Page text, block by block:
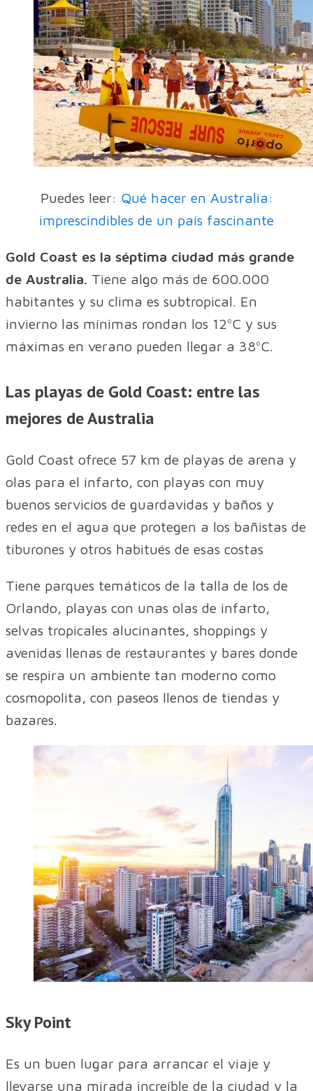
Puedes leer: Qué hacer en Australia:
imprescindibles de un país fascinante
Gold Coast es la séptima ciudad más grande
de Australia. Tiene algo más de 600.000
habitantes y su clima es subtropical. En
invierno las mínimas rondan los 12ºC y sus
máximas en verano pueden llegar a 38ºC.
Las playas de Gold Coast: entre las
mejores de Australia
Gold Coast ofrece 57 km de playas de arena y
olas para el infarto, con playas con muy
buenos servicios de guardavidas y baños y
redes en el agua que protegen a los bañistas de
tiburones y otros habitués de esas costas
Tiene parques temáticos de la talla de los de
Orlando, playas con unas olas de infarto,
selvas tropicales alucinantes, shoppings y
avenidas llenas de restaurantes y bares donde
se respira un ambiente tan moderno como
cosmopolita, con paseos llenos de tiendas y
bazares.
Sky Point
Es un buen lugar para arrancar el viaje y
llevarse una mirada increíble de la ciudad y la